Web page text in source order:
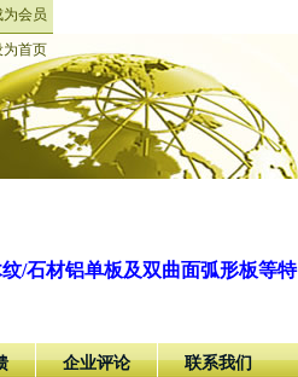
会员
为首页
/石材铝单板及双曲面弧形板等特
企业评论 联系我们